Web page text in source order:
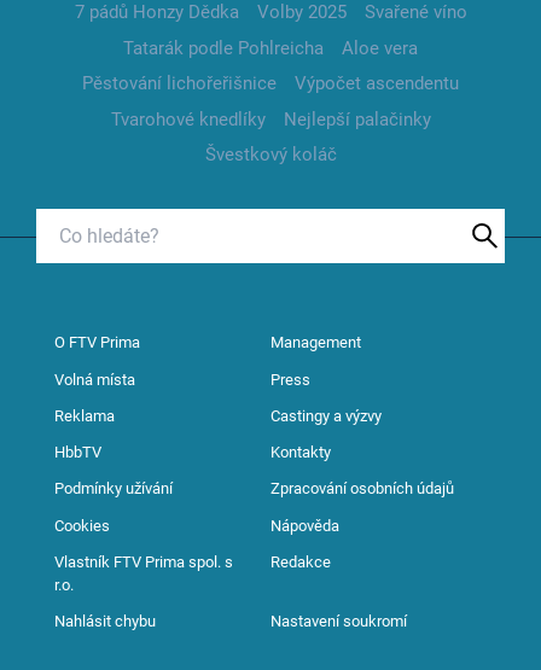
7 pádů Honzy Dědka
Volby 2025
Svařené víno
Tatarák podle Pohlreicha
Aloe vera
Pěstování lichořeřišnice
Výpočet ascendentu
Tvarohové knedlíky
Nejlepší palačinky
Švestkový koláč
O FTV Prima Management
Volná místa Press
Reklama Castingy a výzvy
HbbTV Kontakty
Podmínky užívání Zpracování osobních údajů
Cookies Nápověda
Vlastník FTV Prima spol. s
r.o.
Redakce
Nahlásit chybu Nastavení soukromí